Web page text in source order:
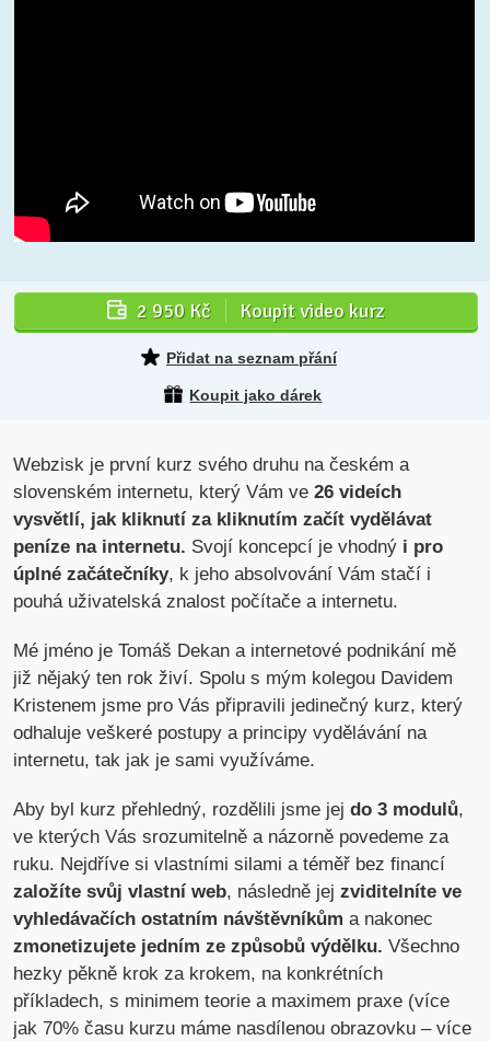
2 950 Kč Koupit video kurz
Přidat na seznam přání
Koupit jako dárek
Webzisk je první kurz svého druhu na českém a
slovenském internetu, který Vám ve 26 videích
vysvětlí, jak kliknutí za kliknutím začít vydělávat
peníze na internetu. Svojí koncepcí je vhodný i pro
úplné začátečníky, k jeho absolvování Vám stačí i
pouhá uživatelská znalost počítače a internetu.
Mé jméno je Tomáš Dekan a internetové podnikání mě
již nějaký ten rok živí. Spolu s mým kolegou Davidem
Kristenem jsme pro Vás připravili jedinečný kurz, který
odhaluje veškeré postupy a principy vydělávání na
internetu, tak jak je sami využíváme.
Aby byl kurz přehledný, rozdělili jsme jejdo 3 modulů,
ve kterých Vás srozumitelně a názorně povedeme za
ruku. Nejdříve si vlastními silami a téměř bez financí
založíte svůj vlastní web, následně jejzviditelníte ve
vyhledávačích ostatním návštěvníkům a nakonec
zmonetizujete jedním ze způsobů výdělku. Všechno
hezky pěkně krok za krokem, na konkrétních
příkladech, s minimem teorie a maximem praxe (více
jak 70% času kurzu máme nasdílenou obrazovku – více